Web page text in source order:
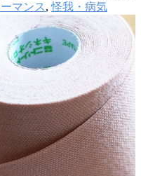
マンス ,怪我・病気